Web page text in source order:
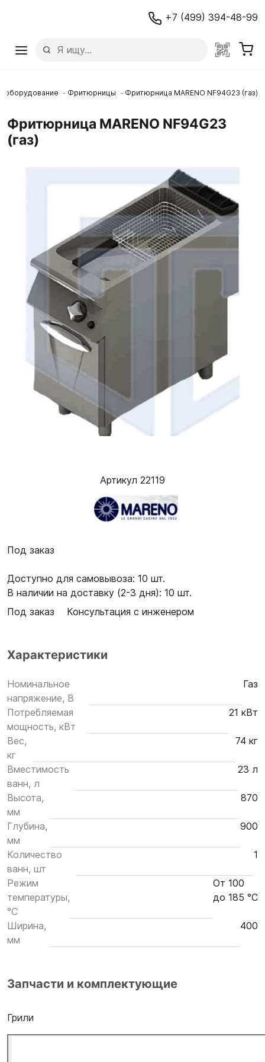
+7 (499) 394-48-99
оборудование Фритюрницы Фритюрница MARENO NF94G23 (газ)
Фритюрница MARENO NF94G23
(газ)
Артикул 22119
Под заказ
Доступно для самовывоза: 10 шт.
В наличии на доставку (2-3 дня): 10 шт.
Под заказ
Консультация с инженером
Характеристики
Номинальное
напряжение, В
Газ
Потребляемая
мощность, кВт
21 кВт
Вес,
кг
74 кг
Вместимость
ванн, л
23 л
Высота,
мм
870
Глубина,
мм
900
Количество
ванн, шт
1
Режим
температуры,
°С
От 100
до 185 °С
Ширина,
мм
400
Запчасти и комплектующие
Грили